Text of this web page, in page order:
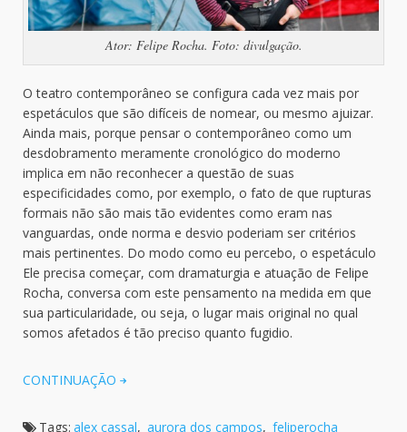
Ator: Felipe Rocha. Foto: divulgação.
O teatro contemporâneo se configura cada vez mais por
espetáculos que são difíceis de nomear, ou mesmo ajuizar.
Ainda mais, porque pensar o contemporâneo como um
desdobramento meramente cronológico do moderno
implica em não reconhecer a questão de suas
especificidades como, por exemplo, o fato de que rupturas
formais não são mais tão evidentes como eram nas
vanguardas, onde norma e desvio poderiam ser critérios
mais pertinentes. Do modo como eu percebo, o espetáculo
Ele precisa começar, com dramaturgia e atuação de Felipe
Rocha, conversa com este pensamento na medida em que
sua particularidade, ou seja, o lugar mais original no qual
somos afetados é tão preciso quanto fugidio.
CONTINUAÇÃO
Tags: alex cassal, aurora dos campos, feliperocha